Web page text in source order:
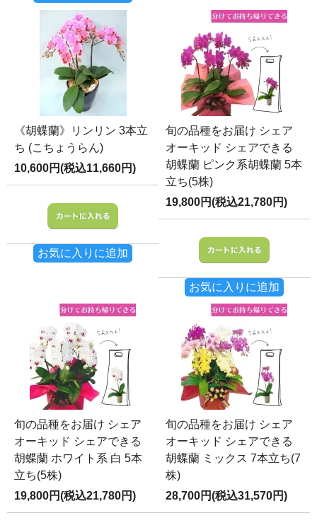
《胡蝶蘭》リンリン 3本立
ち (こちょうらん)
10,600円(税込11,660円)
お気に入りに追加
旬の品種をお届け シェア
オーキッド シェアできる
胡蝶蘭 ピンク系胡蝶蘭 5本
立ち(5株)
19,800円(税込21,780円)
お気に入りに追加
旬の品種をお届け シェア
オーキッド シェアできる
胡蝶蘭 ホワイト系 白 5本
立ち(5株)
19,800円(税込21,780円)
旬の品種をお届け シェア
オーキッド シェアできる
胡蝶蘭 ミックス 7本立ち(7
株)
28,700円(税込31,570円)